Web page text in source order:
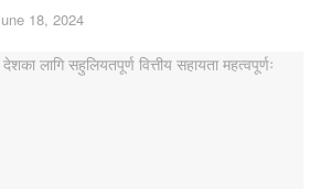
18, 2024